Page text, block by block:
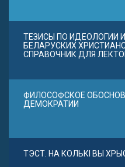
ТЕЗИСЫ ПО
БЕЛАРУСКИХ
СПРАВОЧНИК ДЛЯ
ФИЛОСОФСКОЕ
ДЕМОКРАТИИ
ТЭСТ. НА КОЛЬКІ ВЫ